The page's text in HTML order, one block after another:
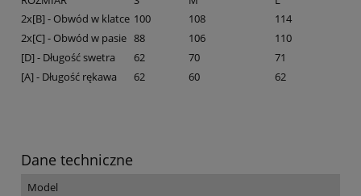
2x[B] - Obwód w klatce 100 108
114
2x[C] - Obwód w pasie 88 106
110
[D] - Długość swetra
62 70
71
[A] - Długość rękawa
62 60 62
Dane techniczne
Model